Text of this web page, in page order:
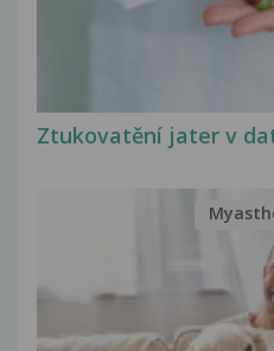
Ztukovatění jater v